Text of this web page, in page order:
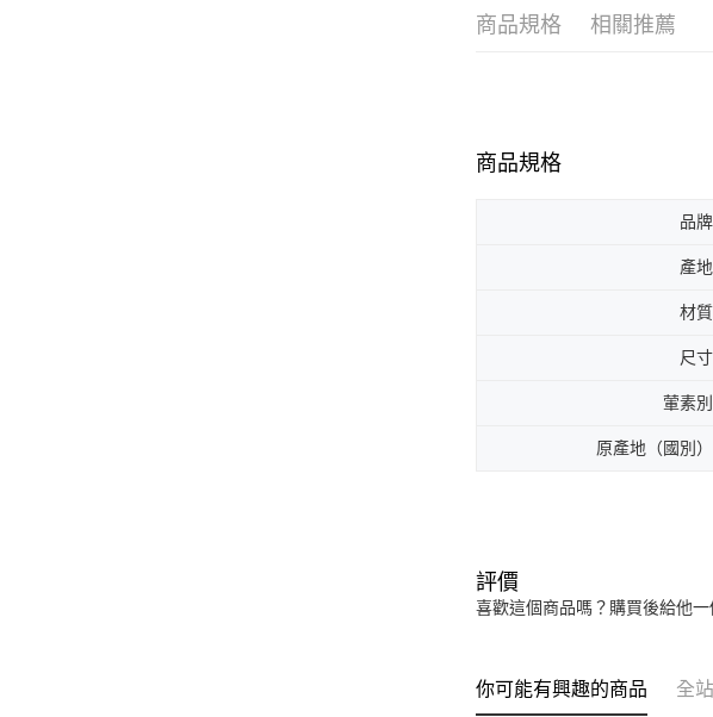
商品規格 相關推薦
商品規格
品牌
產地
材質
尺寸
葷素別
原產地（國別）
評價
喜歡這個商品嗎？購買後給他一
你可能有興趣的商品 全